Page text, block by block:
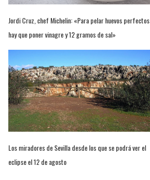
Jordi Cruz, chef Michelin: «Para pelar huevos perfectos
hay que poner vinagre y 12 gramos de sal»
Los miradores de Sevilla desde los que se podrá ver el
eclipse el 12 de agosto